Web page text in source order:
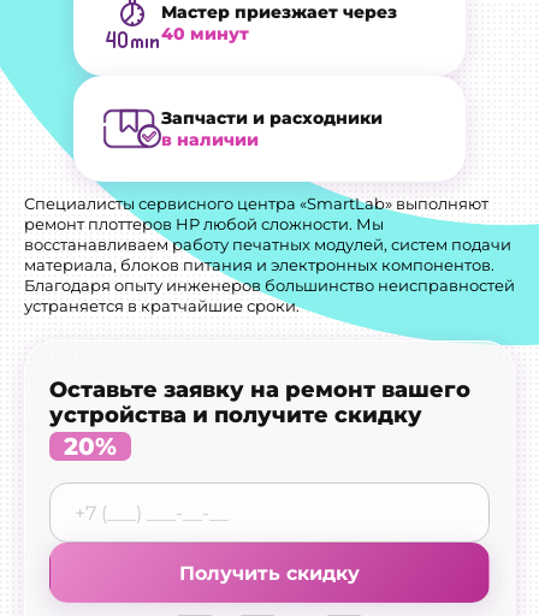
Мастер приезжает через
40 минут
Запчасти и расходники
в наличии
Специалисты сервисного центра «SmartLab» выполняют
ремонт плоттеров HP любой сложности. Мы
восстанавливаем работу печатных модулей, систем подачи
материала, блоков питания и электронных компонентов.
Благодаря опыту инженеров большинство неисправностей
устраняется в кратчайшие сроки.
Оставьте заявку на ремонт вашего
устройства и получите скидку
20%
Получить скидку